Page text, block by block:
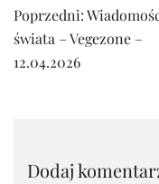
Nawigacja
wpisu
Poprzedni:
świata – Vegezone –
12.04.2026
Dodaj